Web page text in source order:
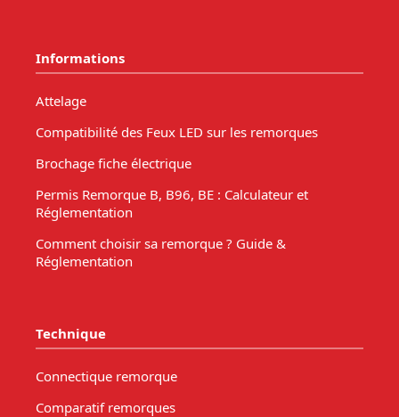
Informations
Attelage
Compatibilité des Feux LED sur les remorques
Brochage fiche électrique
Permis Remorque B, B96, BE : Calculateur et
Réglementation
Comment choisir sa remorque ? Guide &
Réglementation
Technique
Connectique remorque
Comparatif remorques